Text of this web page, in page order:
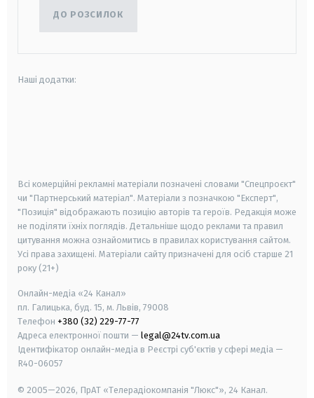
ДО РОЗСИЛОК
Наші додатки:
Всі комерційні рекламні матеріали позначені словами "Спецпроєкт"
чи "Партнерський матеріал". Матеріали з позначкою "Експерт",
"Позиція" відображають позицію авторів та героїв. Редакція може
не поділяти їхніх поглядів. Детальніше щодо реклами та правил
цитування можна ознайомитись в правилах користування сайтом.
Усі права захищені. Матеріали сайту призначені для осіб старше 21
року (21+)
Онлайн-медіа «24 Канал»
пл. Галицька, буд. 15, м. Львів, 79008
Телефон +380 (32) 229-77-77
Адреса електронної пошти — legal@24tv.com.ua
Ідентифікатор онлайн-медіа в Реєстрі суб'єктів у сфері медіа —
R40-06057
© 2005—2026, ПрАТ «Телерадіокомпанія "Люкс"», 24 Канал.